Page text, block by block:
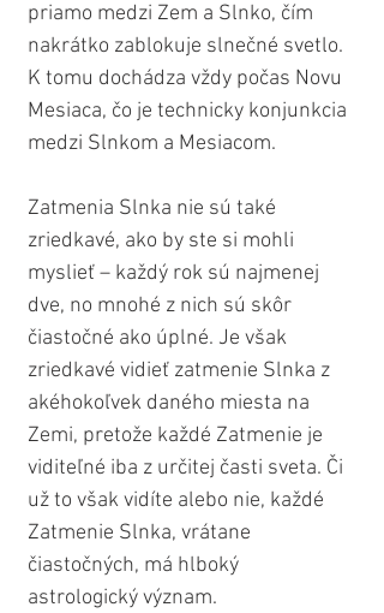
priamo medzi Zem a Slnko, čím
nakrátko zablokuje slnečné svetlo.
K tomu dochádza vždy počas Novu
Mesiaca, čo je technicky konjunkcia
medzi Slnkom a Mesiacom.
Zatmenia Slnka nie sú také
zriedkavé, ako by ste si mohli
myslieť – každý rok sú najmenej
dve, no mnohé z nich sú skôr
čiastočné ako úplné. Je však
zriedkavé vidieť zatmenie Slnka z
akéhokoľvek daného miesta na
Zemi, pretože každé Zatmenie je
viditeľné iba z určitej časti sveta. Či
už to však vidíte alebo nie, každé
Zatmenie Slnka, vrátane
čiastočných, má hlboký
astrologický význam.